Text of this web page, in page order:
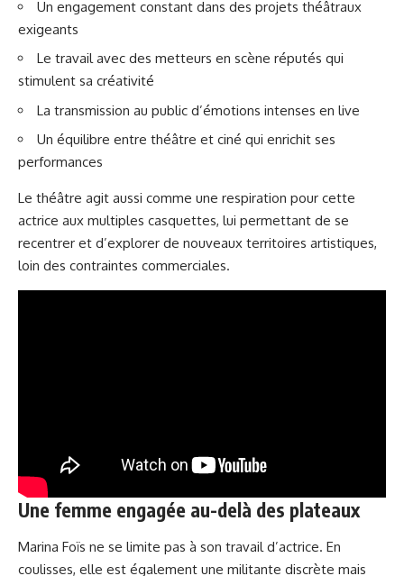
Un engagement constant dans des projets théâtraux
exigeants
Le travail avec des metteurs en scène réputés qui
stimulent sa créativité
La transmission au public d’émotions intenses en live
Un équilibre entre théâtre et ciné qui enrichit ses
performances
Le théâtre agit aussi comme une respiration pour cette
actrice aux multiples casquettes, lui permettant de se
recentrer et d’explorer de nouveaux territoires artistiques,
loin des contraintes commerciales.
Une femme engagée au-delà des plateaux
Marina Foïs ne se limite pas à son travail d’actrice. En
coulisses, elle est également une militante discrète mais